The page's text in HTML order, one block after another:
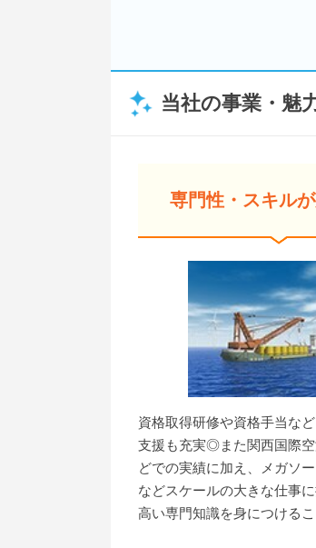
当社の事業・魅
専門性・スキル
資格取得研修や資格手当な
支援も充実◎また関西国際
どでの実績に加え、メガソ
などスケールの大きな仕事に
高い専門知識を身につける